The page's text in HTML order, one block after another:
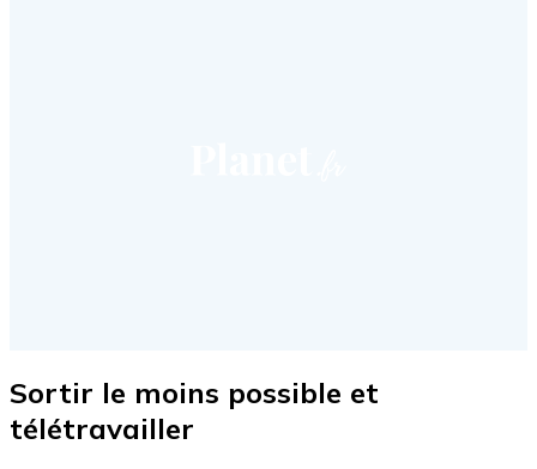
Sortir le moins possible et
télétravailler